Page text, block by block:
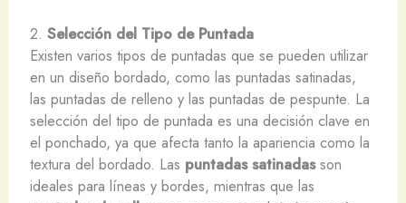
2. Selección del Tipo de Puntada
Existen varios tipos de puntadas que se pueden utilizar
en un diseño bordado, como las puntadas satinadas,
las puntadas de relleno y las puntadas de pespunte. La
selección del tipo de puntada es una decisión clave en
el ponchado, ya que afecta tanto la apariencia como la
textura del bordado. Las puntadas satinadasson
ideales para líneas y bordes, mientras que las